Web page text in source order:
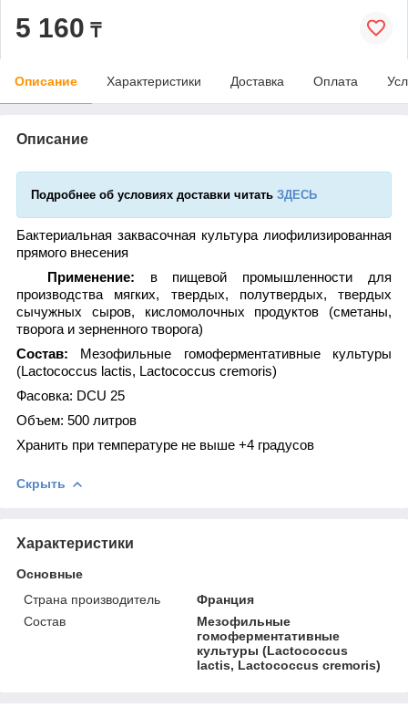
5 160 ₸
Описание Характеристики Доставка Оплата
Описание
Подробнее об условиях доставки читать ЗДЕСЬ
Бактериальная заквасочная культура лиофилизированная
прямого внесения
Применение: в пищевой промышленности для
производства мягких, твердых, полутвердых, твердых
сычужных сыров, кисломолочных продуктов (сметаны,
творога и зерненного творога)
Состав: Мезофильные гомоферментативные культуры
(Lactococcus lactis, Lactococcus cremoris)
Фасовка: DCU 25
Объем: 500 литров
Хранить при температуре не выше +4 градусов
Скрыть
Характеристики
Основные
Страна производитель
Франция
Состав
Мезофильные
гомоферментативные
культуры (Lactococcus
lactis, Lactococcus cremoris)